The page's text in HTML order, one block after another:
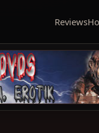
Reviews